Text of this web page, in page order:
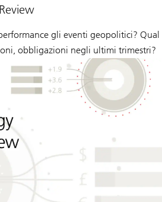
gli eventi geopolitici? Qual
obbligazioni negli ultimi trimestri?